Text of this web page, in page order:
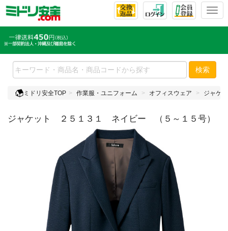
T
l
e
n
v
検索
ミドリ安全TOP 作業服・ユニフォーム オフィスウェア ジャケ
ジャケット ２５１３１ ネイビー （５～１５号）